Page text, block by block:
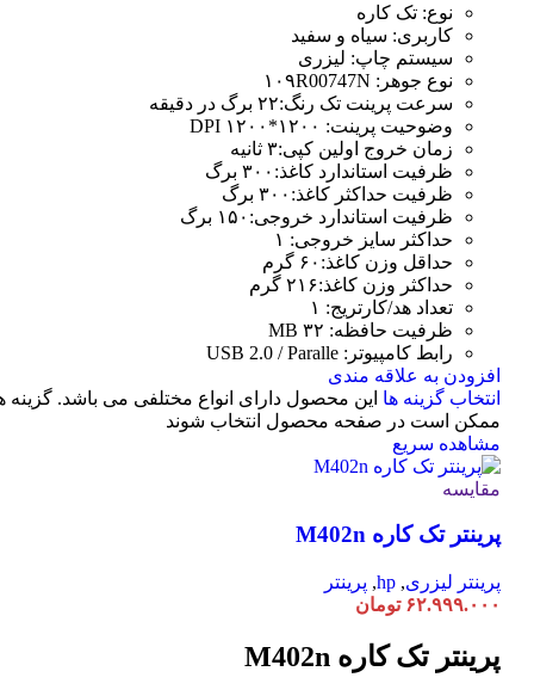
نوع: تک کاره
کاربری: سیاه و سفید
سیستم چاپ: لیزری
نوع جوهر: ۱۰۹R00747N
سرعت پرینت تک رنگ:۲۲ برگ در دقیقه
وضوحیت پرینت: ۱۲۰۰*۱۲۰۰ DPI
زمان خروج اولین کپی:۳ ثانیه
ظرفیت استاندارد کاغذ:۳۰۰ برگ
ظرفیت حداکثر کاغذ:۳۰۰ برگ
ظرفیت استاندارد خروجی:۱۵۰ برگ
حداکثر سایز خروجی: ۱
حداقل وزن کاغذ:۶۰ گرم
حداکثر وزن کاغذ:۲۱۶ گرم
تعداد هد/کارتریج: ۱
ظرفیت حافظه: ۳۲ MB
رابط کامپیوتر: USB 2.0 / Paralle
افزودن به علاقه مندی
انتخاب گزینه ها این محصول دارای انواع مختلفی می باشد. گزینه
ممکن است در صفحه محصول انتخاب شوند
مشاهده سریع
مقایسه
پرینتر تک کاره M402n
پرینتر لیزری,
hp
, پرینتر
۶۲.۹۹۹.۰۰۰ تومان
پرینتر تک کاره M402n